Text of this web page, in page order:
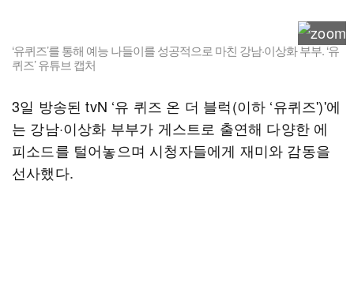
‘유퀴즈’를 통해 예능 나들이를 성공적으로 마친 강남·이상화 부부. ‘유
퀴즈’ 유튜브 캡처
3일 방송된 tvN ‘유 퀴즈 온 더 블럭(이하 ‘유퀴즈')'에
는 강남·이상화 부부가 게스트로 출연해 다양한 에
피소드를 털어놓으며 시청자들에게 재미와 감동을
선사했다.